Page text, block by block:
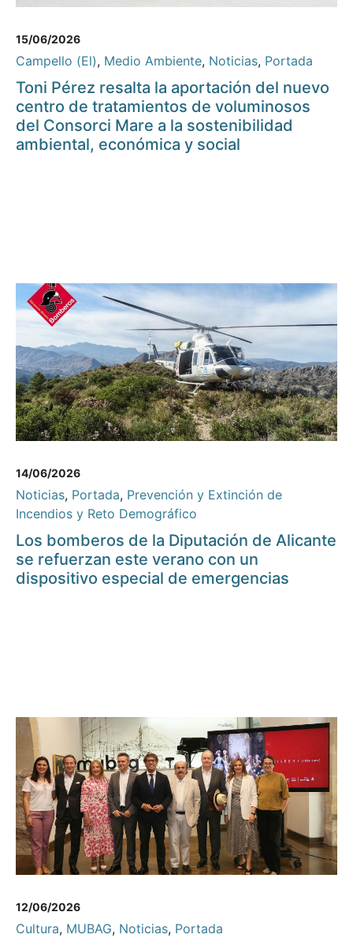
15/06/2026
Campello (El), Medio Ambiente, Noticias, Portada
Toni Pérez resalta la aportación del nuevo
centro de tratamientos de voluminosos
del Consorci Mare a la sostenibilidad
ambiental, económica y social
14/06/2026
Noticias, Portada, Prevención y Extinción de
Incendios y Reto Demográfico
Los bomberos de la Diputación de Alicante
se refuerzan este verano con un
dispositivo especial de emergencias
12/06/2026
Cultura, MUBAG, Noticias, Portada